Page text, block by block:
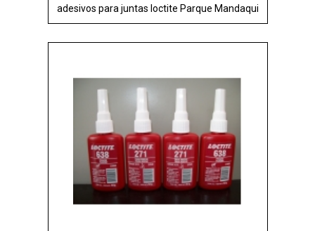
adesivos para juntas loctite Parque Mandaqui